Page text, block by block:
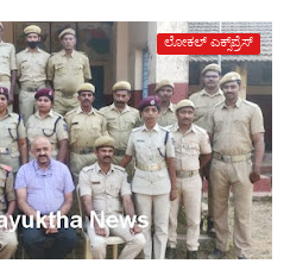
ಲೋಕಲ್ ಎಕ್ಸ್‌ಪ್ರೆಸ್